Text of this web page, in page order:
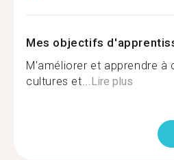
Mes objectifs
M'améliorer et apprendre à
cultures et...Lire plus